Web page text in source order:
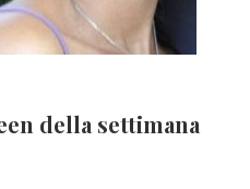
della settimana